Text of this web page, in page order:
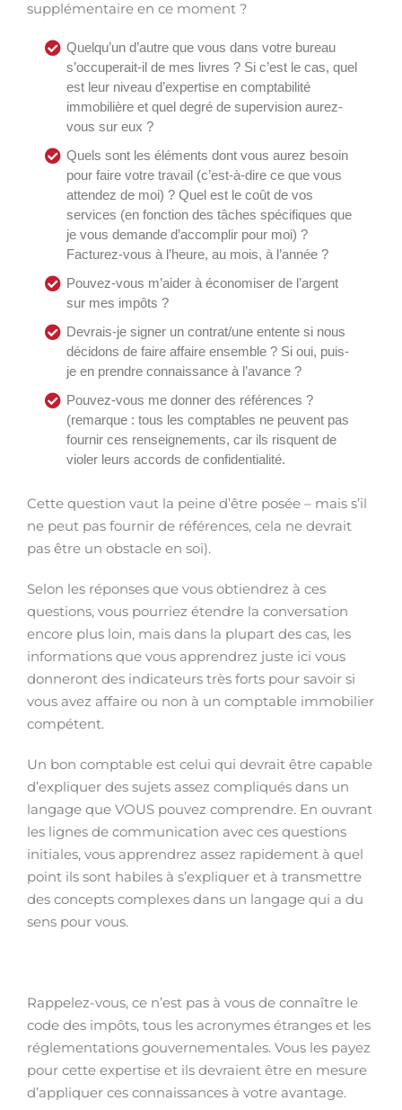
supplémentaire en ce moment ?
Quelqu’un d’autre que vous dans votre bureau
s’occuperait-il de mes livres ? Si c’est le cas, quel
est leur niveau d’expertise en comptabilité
immobilière et quel degré de supervision aurez-
vous sur eux ?
Quels sont les éléments dont vous aurez besoin
pour faire votre travail (c’est-à-dire ce que vous
attendez de moi) ? Quel est le coût de vos
services (en fonction des tâches spécifiques que
je vous demande d’accomplir pour moi) ?
Facturez-vous à l’heure, au mois, à l’année ?
Pouvez-vous m’aider à économiser de l’argent
sur mes impôts ?
Devrais-je signer un contrat/une entente si nous
décidons de faire affaire ensemble ? Si oui, puis-
je en prendre connaissance à l’avance ?
Pouvez-vous me donner des références ?
(remarque : tous les comptables ne peuvent pas
fournir ces renseignements, car ils risquent de
violer leurs accords de confidentialité.
Cette question vaut la peine d’être posée – mais s’il
ne peut pas fournir de références, cela ne devrait
pas être un obstacle en soi).
Selon les réponses que vous obtiendrez à ces
questions, vous pourriez étendre la conversation
encore plus loin, mais dans la plupart des cas, les
informations que vous apprendrez juste ici vous
donneront des indicateurs très forts pour savoir si
vous avez affaire ou non à un comptable immobilier
compétent.
Un bon comptable est celui qui devrait être capable
d’expliquer des sujets assez compliqués dans un
langage que VOUS pouvez comprendre. En ouvrant
les lignes de communication avec ces questions
initiales, vous apprendrez assez rapidement à quel
point ils sont habiles à s’expliquer et à transmettre
des concepts complexes dans un langage qui a du
sens pour vous.
Rappelez-vous, ce n’est pas à vous de connaître le
code des impôts, tous les acronymes étranges et les
réglementations gouvernementales. Vous les payez
pour cette expertise et ils devraient être en mesure
d’appliquer ces connaissances à votre avantage.